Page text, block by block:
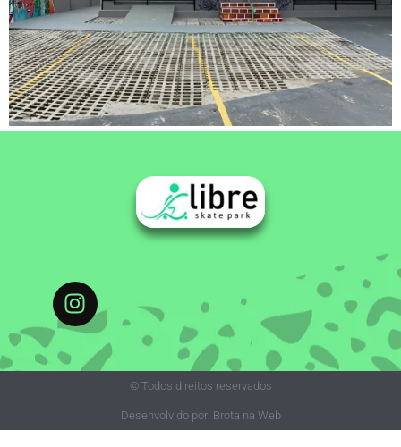
© Todos direitos reservados
Desenvolvido por: Brota na Web